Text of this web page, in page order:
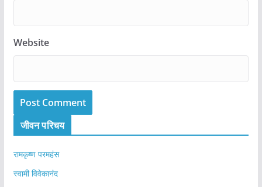
Website
जीवन परिचय
रामकृष्ण परमहंस
स्वामी विवेकानंद